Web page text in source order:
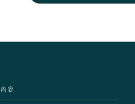
內容